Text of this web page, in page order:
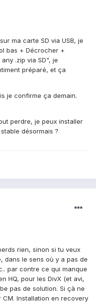
ma carte SD via USB, je
bas + Décrocher +
.zip via SD", je
préparé, et ça
je confirme ça demain.
perdre, je peux installer
désormais ?
rien, sinon si tu veux
dans le sens où y a pas de
par contre ce qui manque
HQ, pour les DivX (et avi,
pas de solution. Si çà ne
Installation en recovery